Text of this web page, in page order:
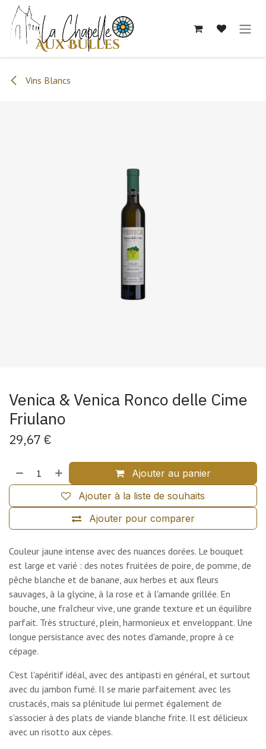
Se rendre au contenu
Vins Blancs
Venica & Venica Ronco delle Cime
Friulano
29,67 €
Ajouter au panier
Ajouter pour comparer
Ajouter à la liste de souhaits
Couleur jaune intense avec des nuances dorées. Le bouquet
est large et varié : des notes fruitées de poire, de pomme, de
pêche blanche et de banane, aux herbes et aux fleurs
sauvages, à la glycine, à la rose et à l'amande grillée. En
bouche, une fraîcheur vive, une grande texture et un équilibre
parfait. Très structuré, plein, harmonieux et enveloppant. Une
longue persistance avec des notes d'amande, propre à ce
cépage.
C'est l'apéritif idéal, avec des antipasti en général, et surtout
avec du jambon fumé. Il se marie parfaitement avec les
crustacés, mais sa plénitude lui permet également de
s'associer à des plats de viande blanche frite. Il est délicieux
avec un risotto aux cèpes.